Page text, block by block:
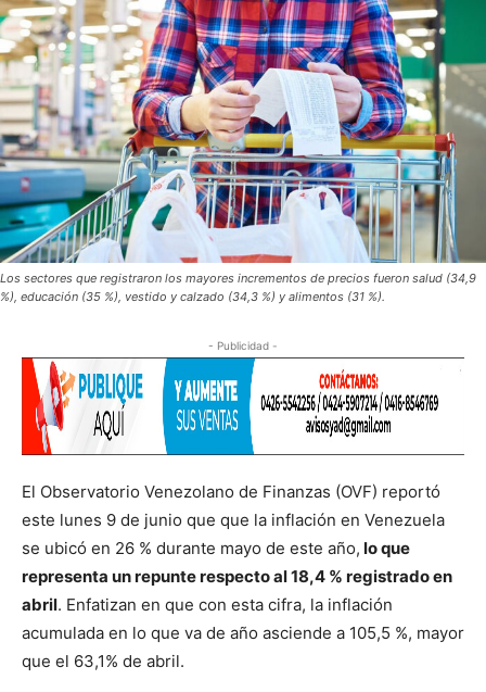
Los sectores que registraron los mayores incrementos de precios fueron salud (34,9
%), educación (35 %), vestido y calzado (34,3 %) y alimentos (31 %).
- Publicidad -
El Observatorio Venezolano de Finanzas (OVF) reportó
este lunes 9 de junio que que la inflación en Venezuela
se ubicó en 26 % durante mayo de este año, lo que
representa un repunte respecto al 18,4 % registrado en
abril. Enfatizan en que con esta cifra, la inflación
acumulada en lo que va de año asciende a 105,5 %, mayor
que el 63,1% de abril.